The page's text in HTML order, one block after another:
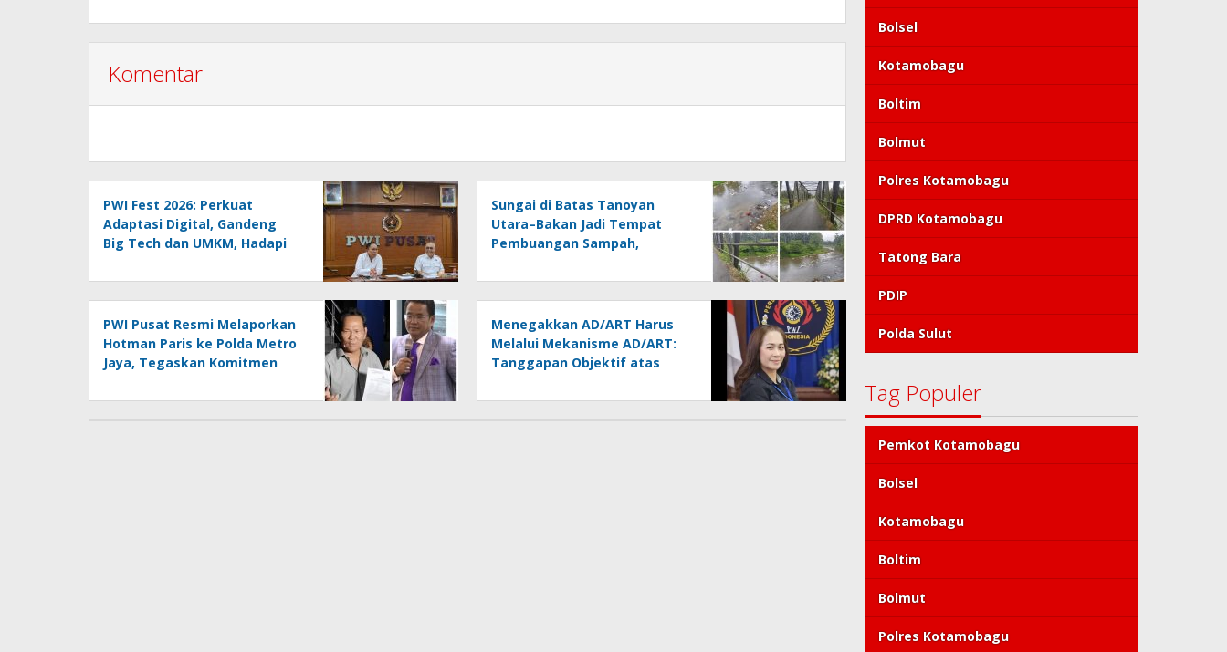
Komentar
PWI Fest 2026: Perkuat
Adaptasi Digital, Gandeng
Big Tech dan UMKM, Hadapi
Lampung
Sungai di Batas Tanoyan
Utara–Bakan Jadi Tempat
Pembuangan Sampah,
Kontrol Pemerintah
Dipertanyakan
PWI Pusat Resmi Melaporkan
Hotman Paris ke Polda Metro
Jaya, Tegaskan Komitmen
Wartawan
Menegakkan AD/ART Harus
Melalui Mekanisme AD/ART:
Tanggapan Objektif atas
AD/ART vs Konspirasi
Bolsel
Kotamobagu
Boltim
Bolmut
Polres Kotamobagu
DPRD Kotamobagu
Tatong Bara
PDIP
Polda Sulut
Tag Populer
Pemkot Kotamobagu
Bolsel
Kotamobagu
Boltim
Bolmut
Polres Kotamobagu